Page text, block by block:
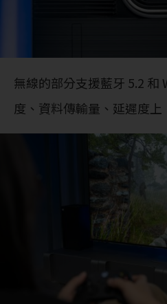
無線的部分支援藍牙 5.2 和
度、資料傳輸量、延遲度上